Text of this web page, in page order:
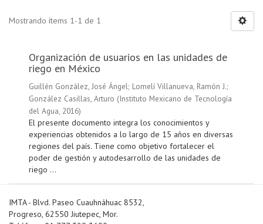
Mostrando ítems 1-1 de 1
Organización de usuarios en las unidades de
riego en México
Guillén González, José Ángel; Lomelí Villanueva, Ramón J.;
González Casillas, Arturo (Instituto Mexicano de Tecnología
del Agua, 2016)
El presente documento integra los conocimientos y
experiencias obtenidos a lo largo de 15 años en diversas
regiones del país. Tiene como objetivo fortalecer el
poder de gestión y autodesarrollo de las unidades de
riego ...
IMTA - Blvd. Paseo Cuauhnáhuac 8532,
Progreso, 62550 Jiutepec, Mor.